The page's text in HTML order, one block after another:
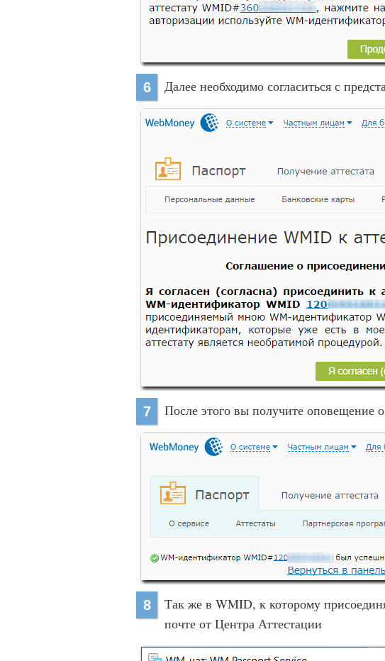
6 Далее необходимо согласиться с
7 После этого вы получите оповещение
8
Так же в WMID, к которому
почте от Центра Аттестации